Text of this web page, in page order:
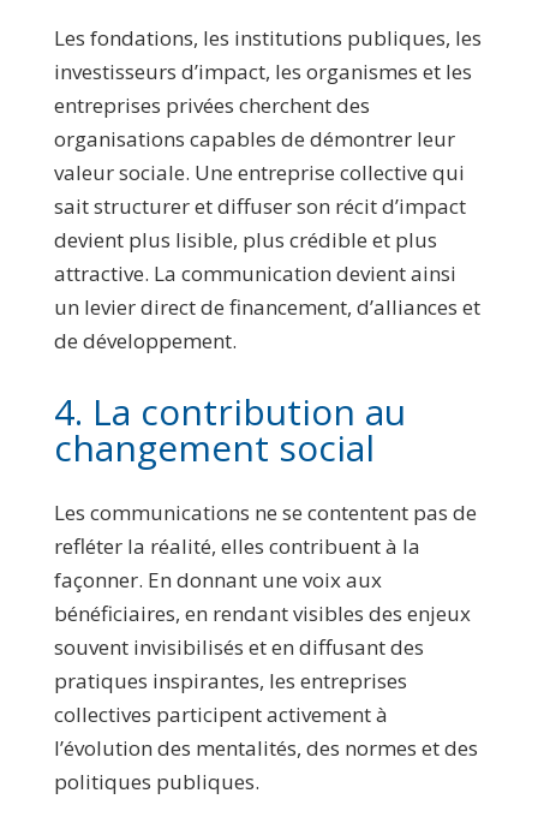
Les fondations, les institutions publiques, les
investisseurs d’impact, les organismes et les
entreprises privées cherchent des
organisations capables de démontrer leur
valeur sociale. Une entreprise collective qui
sait structurer et diffuser son récit d’impact
devient plus lisible, plus crédible et plus
attractive. La communication devient ainsi
un levier direct de financement, d’alliances et
de développement.
4. La contribution au
changement social
Les communications ne se contentent pas de
refléter la réalité, elles contribuent à la
façonner. En donnant une voix aux
bénéficiaires, en rendant visibles des enjeux
souvent invisibilisés et en diffusant des
pratiques inspirantes, les entreprises
collectives participent activement à
l’évolution des mentalités, des normes et des
politiques publiques.